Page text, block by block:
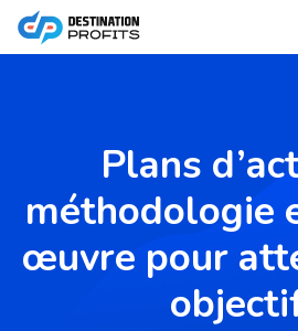
Plans
méthodologie
œuvre pour